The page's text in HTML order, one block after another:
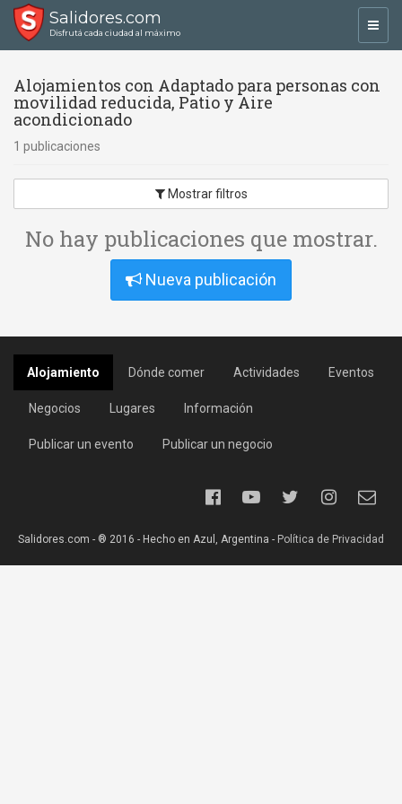
Salidores.com
Disfrutá cada ciudad al máximo
Alojamientos con Adaptado para personas con
movilidad reducida, Patio y Aire
acondicionado
1 publicaciones
Mostrar filtros
No hay publicaciones que mostrar.
Nueva publicación
Alojamiento Dónde comer Actividades Eventos
Negocios Lugares Información
Publicar un evento Publicar un negocio
Salidores.com - ® 2016 - Hecho en Azul, Argentina - Política de Privacidad